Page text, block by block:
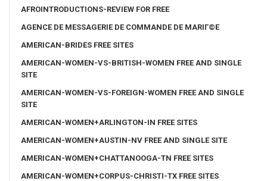
AFROINTRODUCTIONS-REVIEW FOR FREE
AGENCE DE MESSAGERIE DE COMMANDE DE MARIГ©E
AMERICAN-BRIDES FREE SITES
AMERICAN-WOMEN-VS-BRITISH-WOMEN FREE AND SINGLE
SITE
AMERICAN-WOMEN-VS-FOREIGN-WOMEN FREE AND SINGLE
SITE
AMERICAN-WOMEN+ARLINGTON-IN FREE SITES
AMERICAN-WOMEN+AUSTIN-NV FREE AND SINGLE SITE
AMERICAN-WOMEN+CHATTANOOGA-TN FREE SITES
AMERICAN-WOMEN+CORPUS-CHRISTI-TX FREE SITES